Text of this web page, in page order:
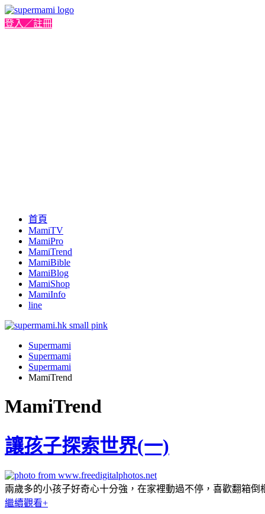
登入／註冊
首頁
MamiTV
MamiPro
MamiTrend
MamiBible
MamiBlog
MamiShop
MamiInfo
line
Supermami
Supermami
Supermami
MamiTrend
MamiTrend
讓孩子探索世界(一)
兩歲多的小孩子好奇心十分強，在家裡動過不停，喜歡翻箱倒
繼續觀看+